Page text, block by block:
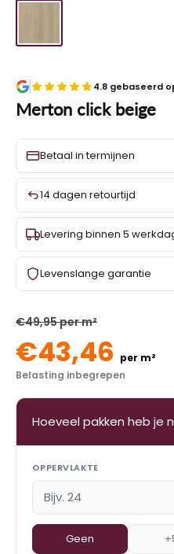
4.8 gebaseerd
Merton click beige
Betaal in termijnen
14 dagen retourtijd
Levering binnen 5
Levenslange garantie
€49,95 per m²
€43,46 per m²
Belasting inbegrepen
Hoeveel pakken heb je
OPPERVLAKTE
Geen